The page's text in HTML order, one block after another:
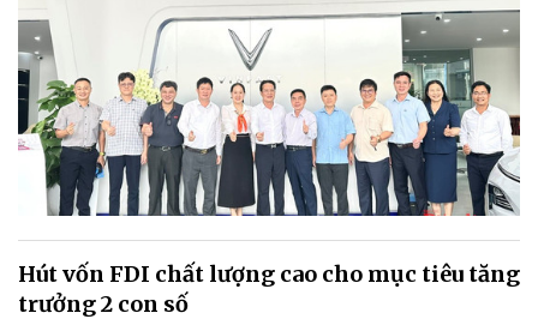
Hút vốn FDI chất lượng cao cho mục tiêu tăng
trưởng 2 con số